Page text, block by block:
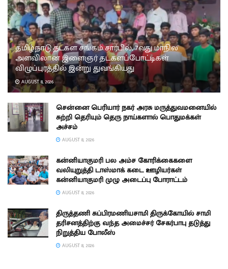
தமிழ்நாடு தடகள சங்கம் சார்பில், 7வது மாநில
அளவிலான இளைஞர் தடகளப்போட்டிகள்
விழுப்புரத்தில் இன்று துவங்கியது
AUGUST 8, 2026
சென்னை பெரியார் நகர் அரசு மருத்துவமனையில்
சுற்றி தெரியும் தெரு நாய்களால் பொதுமக்கள்
அச்சம்
AUGUST 8, 2026
கன்னியாகுமரி பல அம்ச கோரிக்கைகளை
வலியுறுத்தி டாஸ்மாக் கடை ஊழியர்கள்
கன்னியாகுமரி முழு அடைப்பு போராட்டம்
AUGUST 8, 2026
திருத்தணி சுப்பிரமணியசாமி திருக்கோயில் சாமி
தரிசனத்திற்கு வந்த அமைச்சர் சேகர்பாபு தடுத்து
நிறுத்திய போலீஸ்
AUGUST 8, 2026